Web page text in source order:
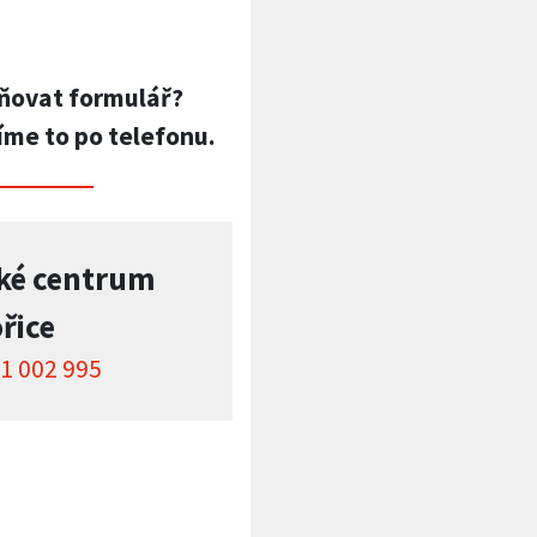
formulář?
to po telefonu.
centrum
002 995